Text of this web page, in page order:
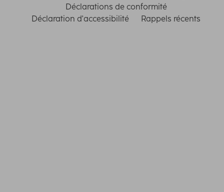
Déclarations de conformité
Déclaration d'accessibilité
Rappels récents